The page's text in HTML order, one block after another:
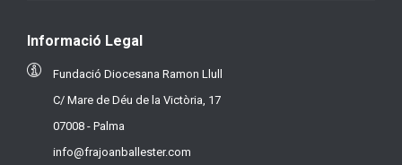
Informació Legal
Fundació Diocesana Ramon Llull
C/ Mare de Déu de la Victòria, 17
07008 - Palma
info@frajoanballester.com